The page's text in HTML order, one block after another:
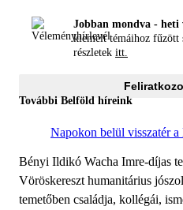
Jobban mondva - heti
kiemelt témáihoz fűzött
részletek itt.
További Belföld híreink
Napokon belül visszatér
Bényi Ildikó Wacha Imre-díjas
Vöröskereszt humanitárius
temetőben családja, kollégái,